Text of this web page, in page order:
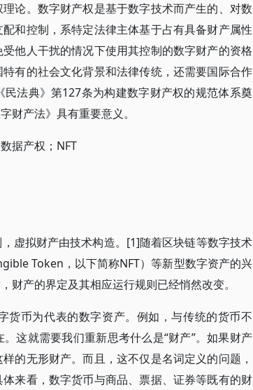
论。数字财产权是基于数字技术而产生的、对数
和控制，系特定法律主体基于占有具备财产属性
他人干扰的情况下使用其控制的数字财产的资格
有的社会文化背景和法律传统，还需要国际合作
法典》第127条为构建数字财产权的规范体系奠
财产法》具有重要意义。
据产权；NFT
虚拟财产由技术构造。[1]随着区块链等数字技术
Token，以下简称NFT）等新型数字资产的兴
财产的界定及其相应运行规则已经悄然改变。
货币为代表的数字资产。例如，与传统的货币不
这就需要我们重新思考什么是“财产”。如果财产
的无形财产。而且，这不仅是名词定义的问题，
来看，数字货币与商品、票据、证券等既有的财